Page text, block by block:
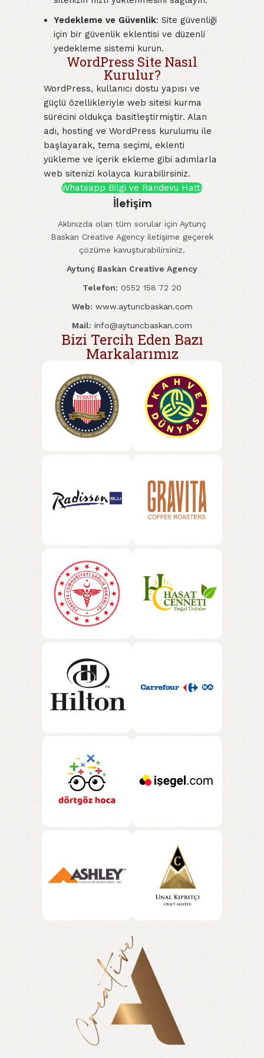
Yedekleme ve Güvenlik: Site güvenliği
için bir güvenlik eklentisi ve düzenli
yedekleme sistemi kurun.
WordPress Site Nasıl
Kurulur?
WordPress, kullanıcı dostu yapısı ve
güçlü özellikleriyle web sitesi kurma
sürecini oldukça basitleştirmiştir. Alan
adı, hosting ve WordPress kurulumu ile
başlayarak, tema seçimi, eklenti
yükleme ve içerik ekleme gibi adımlarla
web sitenizi kolayca kurabilirsiniz.
Whatsapp Bilgi ve Randevu Hattı
İletişim
Aklınızda olan tüm sorular için Aytunç
Baskan Creative Agency iletişime geçerek
çözüme kavuşturabilirsiniz.
Aytunç Baskan Creative Agency
Telefon:0552 158 72 20
Web: www.aytuncbaskan.com
Mail: info@aytuncbaskan.com
Bizi Tercih Eden Bazı
Markalarımız